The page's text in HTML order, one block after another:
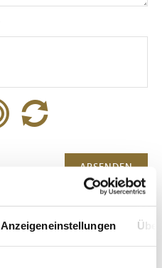
Anzeigeneinstellungen
ABSENDEN